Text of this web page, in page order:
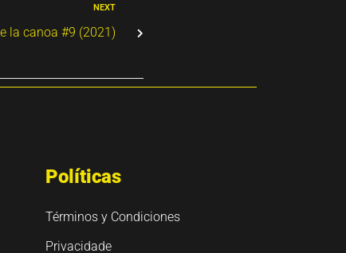
NEXT
la canoa #9 (2021)
Políticas
Términos y Condiciones
Privacidade